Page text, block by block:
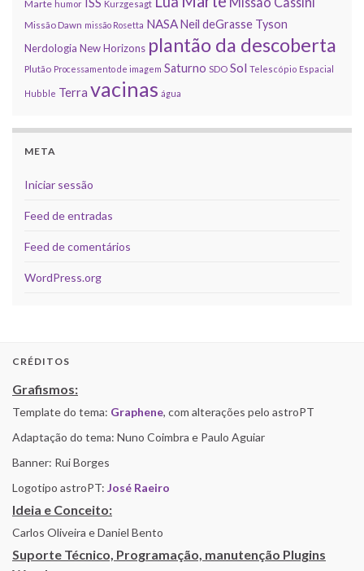
Marte humor Kurzgesagt
Missão Dawn missão Rosetta NASANeil deGrasse Tyson
Nerdologia New Horizons plantão da descoberta
Plutão Processamento de imagem Saturno SDO Sol Telescópio Espacial
Hubble Terra vacinas água
META
Iniciar sessão
Feed de entradas
Feed de comentários
WordPress.org
CRÉDITOS
Grafismos:
Template do tema: Graphene, com alterações pelo astroPT
Adaptação do tema: Nuno Coimbra e Paulo Aguiar
Banner: Rui Borges
Logotipo astroPT: José Raeiro
Ideia e Conceito:
Carlos Oliveira e Daniel Bento
Suporte Técnico, Programação, manutenção Plugins